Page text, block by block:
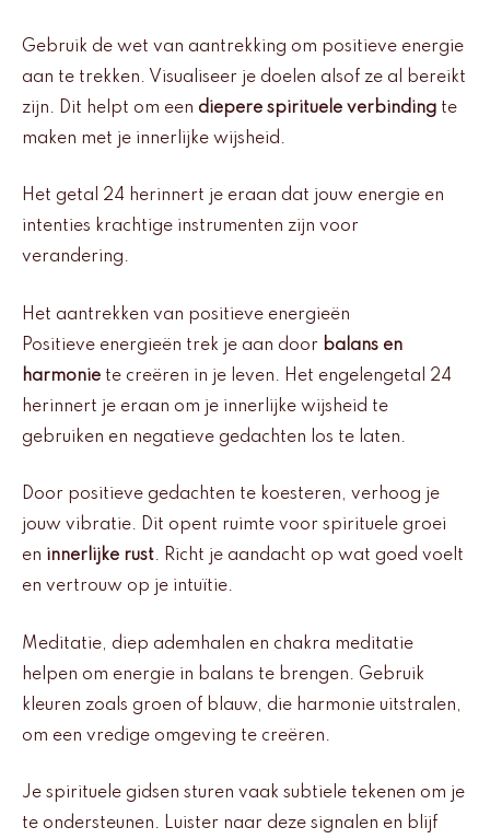
Gebruik de wet van aantrekking om positieve energie
aan te trekken. Visualiseer je doelen alsof ze al bereikt
zijn. Dit helpt om een diepere spirituele verbinding te
maken met je innerlijke wijsheid.
Het getal 24 herinnert je eraan dat jouw energie en
intenties krachtige instrumenten zijn voor
verandering.
Het aantrekken van positieve energieën
Positieve energieën trek je aan door balans en
harmonie te creëren in je leven. Het engelengetal 24
herinnert je eraan om je innerlijke wijsheid te
gebruiken en negatieve gedachten los te laten.
Door positieve gedachten te koesteren, verhoog je
jouw vibratie. Dit opent ruimte voor spirituele groei
en innerlijke rust. Richt je aandacht op wat goed voelt
en vertrouw op je intuïtie.
Meditatie, diep ademhalen en chakra meditatie
helpen om energie in balans te brengen. Gebruik
kleuren zoals groen of blauw, die harmonie uitstralen,
om een vredige omgeving te creëren.
Je spirituele gidsen sturen vaak subtiele tekenen om je
te ondersteunen. Luister naar deze signalen en blijf